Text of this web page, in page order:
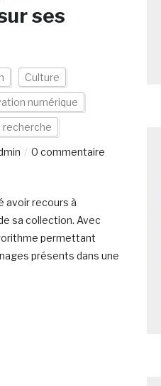
ses
Culture
numérique
recherche
0 commentaire
avoir recours à
sa collection. Avec
permettant
présents dans une